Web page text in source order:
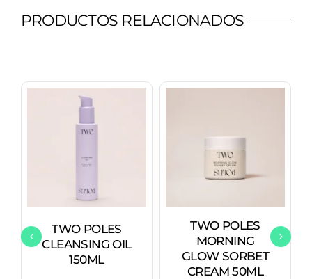
PRODUCTOS RELACIONADOS
TWO POLES
CLEANSING OIL
150ML
TWO POLES
MORNING
GLOW SORBET
CREAM 50ML